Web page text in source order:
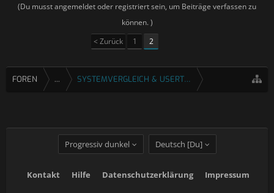
(Du musst angemeldet oder registriert sein, um Beiträge verfassen zu
können. )
< Zurück
1 2
FOREN ... SYSTEMVERGLEICH & USERTESTS
Progressiv dunkel Deutsch [Du]
Kontakt Hilfe Datenschutzerklärung Impressum